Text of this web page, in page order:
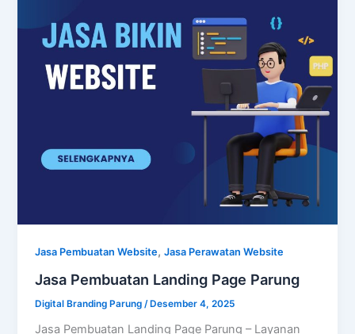
Jasa Pembuatan Website,Jasa Perawatan Website
Jasa Pembuatan Landing Page Parung
Digital Branding Parung /Desember 4, 2025
Jasa Pembuatan Landing Page Parung – Layanan